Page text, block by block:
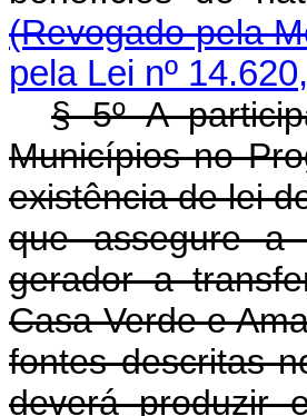
(Revogado pela
pela Lei nº
§ 5º A
Municípios no
existência de lei
que assegure a
gerador a
Casa Verde e
fontes descritas
deverá produzir